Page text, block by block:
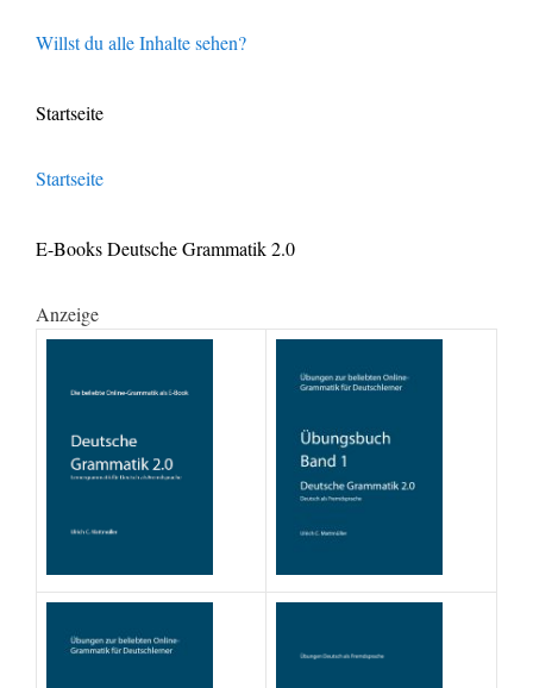
Willst du alle Inhalte sehen?
Startseite
Startseite
E-Books Deutsche Grammatik 2.0
Anzeige